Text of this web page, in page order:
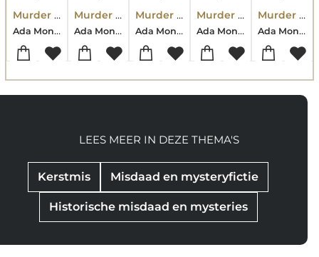
Murder At The Theatre Royale
Ada Moncrieff
Murder on the Midnight Star
Ada Moncrieff
Murder Most Festive
Ada Moncrieff
Murder Most Festive: A Cozy Christmas Mystery
Ada Moncrieff
Murder At Midwinter
Ada Moncrieff
Kerstmis Misdaad en mysteryfictie
Historische misdaad en mysteries
LEES MEER IN DEZE THEMA'S